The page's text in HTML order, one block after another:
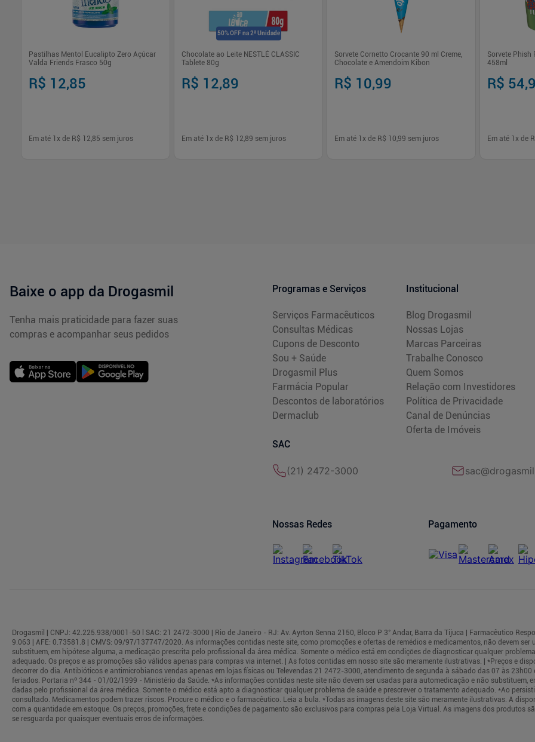
Pastilhas Mentol Eucalipto Zero Açúcar
Valda Friends Frasco 50g
R$ 12,85
Em até 1 x de R$ 12,85 sem juros
50% OFF na 2ª Unidade
Chocolate ao Leite NESTLÉ CLASSIC
Tablete 80g
R$ 12,89
Em até 1 x de R$ 12,89 sem juros
Sorvete Cornetto Crocante 90 ml Creme,
Chocolate e Amendoim Kibon
R$ 10,99
Em até 1 x de R$ 10,99 sem juros
Sorvete Phish
458ml
R$
Em até 1 x de
Baixe o app da Drogasmil
Tenha mais praticidade para fazer suas
compras e acompanhar seus pedidos
Programas e Serviços
Serviços Farmacêuticos
Consultas Médicas
Cupons de Desconto
Sou + Saúde
Drogasmil Plus
Farmácia Popular
Descontos de laboratórios
Dermaclub
Institucional
Blog Drogasmil
Nossas Lojas
Marcas Parceiras
Trabalhe Conosco
Quem Somos
Relação com Investidores
Política de Privacidade
Canal de Denúncias
Oferta de Imóveis
SAC
(21) 2472-3000
Nossas Redes Pagamento
Drogasmil | CNPJ: 42.225.938/0001-50 l SAC: 21 2472-3000 | Rio de Janeiro - RJ: Av. Ayrton Senna 2150, Bloco P 3° Andar, Barra da Tijuca | Farmacêutico
9.063 | AFE: 0.73581.8 | CMVS: 09/97/137747/2020. As informações contidas neste site, como promoções e ofertas de remédios e medicamentos, não devem
substituem, em hipótese alguma, a medicação prescrita pelo profissional da área médica. Somente o médico está em condições de diagnosticar qualquer
adequado. Os preços e as promoções são válidos apenas para compras via internet. | As fotos contidas em nosso site são meramente ilustrativas. | *Preços e
decorrer do dia. Antibióticos e antimicrobianos vendas apenas em lojas físicas ou Televendas 21 2472-3000, atendimento de segunda à sábado das 07 às 23h00
feriados. Portaria nº 344 - 01/02/1999 - Ministério da Saúde. *As informações contidas neste site não devem ser usadas para automedicação e não substituem,
dadas pelo profissional da área médica. Somente o médico está apto a diagnosticar qualquer problema de saúde e prescrever o tratamento adequado. *Ao
consultado. Medicamentos podem trazer riscos. Procure o médico e o farmacêutico. Leia a bula. *Todas as imagens deste site são meramente ilustrativas. A
com a quantidade em estoque. Os preços, promoções, frete e condições de pagamento são exclusivos para compras pela Loja Virtual. As imagens dos produtos
se resguarda por quaisquer eventuais erros de informações.